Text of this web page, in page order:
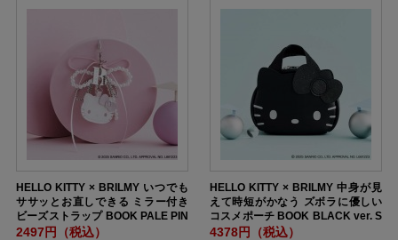
HELLO KITTY × BRILMY いつでも
ササッとお直しできる ミラー付き
ビーズストラップ BOOK PALE PIN
K ver.
2497円（税込）
HELLO KITTY × BRILMY 中身が見
えて時短がかなう ズボラに優しい
コスメポーチ BOOK BLACK ver. S
PECIAL PACKAGE
4378円（税込）